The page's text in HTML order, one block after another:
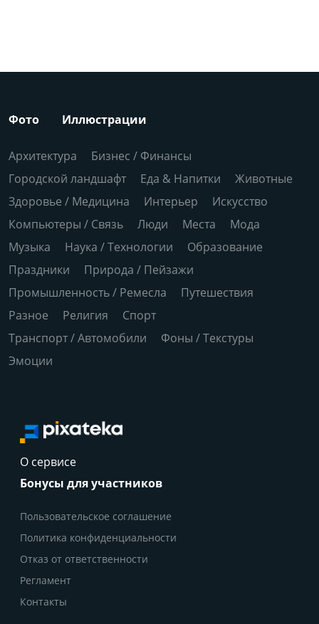
Фото Иллюстрации
Архитектура
Бизнес / Финансы
Городской ландшафт
Еда & Напитки
Животные
Здоровье / Медицина
Интерьер
Искусство
Компьютеры / Связь
Люди Места
Мода
Музыка
Наука / Технологии
Образование
Праздники
Природа / Пейзажи
Промышленность / Ремесла
Путешествия
Разное
Религия
Спорт
Транспорт / Автомобили
Фоны / Текстуры
Эмоции
О сервисе
Бонусы для участников
Пользовательское соглашение
Политика конфиденциальности
Отказ от ответственности
Регламент
Контакты